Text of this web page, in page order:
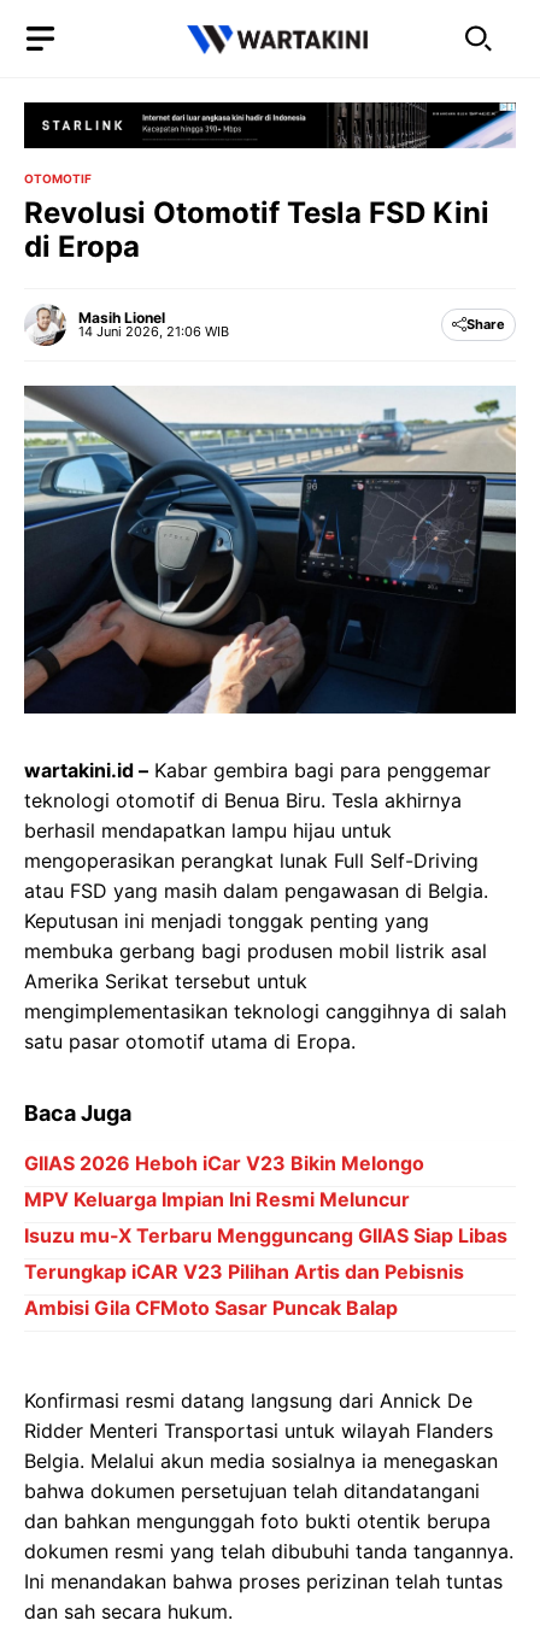
OTOMOTIF
Revolusi Otomotif Tesla FSD Kini
di Eropa
Masih Lionel
14 Juni 2026, 21:06 WIB Share
wartakini.id – Kabar gembira bagi para penggemar
teknologi otomotif di Benua Biru. Tesla akhirnya
berhasil mendapatkan lampu hijau untuk
mengoperasikan perangkat lunak Full Self-Driving
atau FSD yang masih dalam pengawasan di Belgia.
Keputusan ini menjadi tonggak penting yang
membuka gerbang bagi produsen mobil listrik asal
Amerika Serikat tersebut untuk
mengimplementasikan teknologi canggihnya di salah
satu pasar otomotif utama di Eropa.
Baca Juga
GIIAS 2026 Heboh iCar V23 Bikin Melongo
MPV Keluarga Impian Ini Resmi Meluncur
Isuzu mu-X Terbaru Mengguncang GIIAS Siap Libas
Terungkap iCAR V23 Pilihan Artis dan Pebisnis
Ambisi Gila CFMoto Sasar Puncak Balap
Konfirmasi resmi datang langsung dari Annick De
Ridder Menteri Transportasi untuk wilayah Flanders
Belgia. Melalui akun media sosialnya ia menegaskan
bahwa dokumen persetujuan telah ditandatangani
dan bahkan mengunggah foto bukti otentik berupa
dokumen resmi yang telah dibubuhi tanda tangannya.
Ini menandakan bahwa proses perizinan telah tuntas
dan sah secara hukum.